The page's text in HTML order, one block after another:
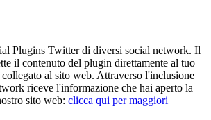
Plugins Twitter di diversi social network. Il
il contenuto del plugin direttamente al tuo
al sito web. Attraverso l'inclusione
riceve l'informazione che hai aperto la
sito web: clicca qui per maggiori